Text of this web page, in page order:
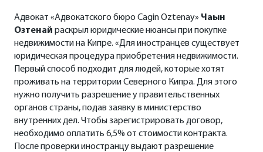
Адвокат «Адвокатского бюро Cagin Oztenay» Чаын
Озтенай раскрыл юридические нюансы при покупке
недвижимости на Кипре. «Для иностранцев существует
юридическая процедура приобретения недвижимости.
Первый способ подходит для людей, которые хотят
проживать на территории Северного Кипра. Для этого
нужно получить разрешение у правительственных
органов страны, подав заявку в министерство
внутренних дел. Чтобы зарегистрировать договор,
необходимо оплатить 6,5% от стоимости контракта.
После проверки иностранцу выдают разрешение